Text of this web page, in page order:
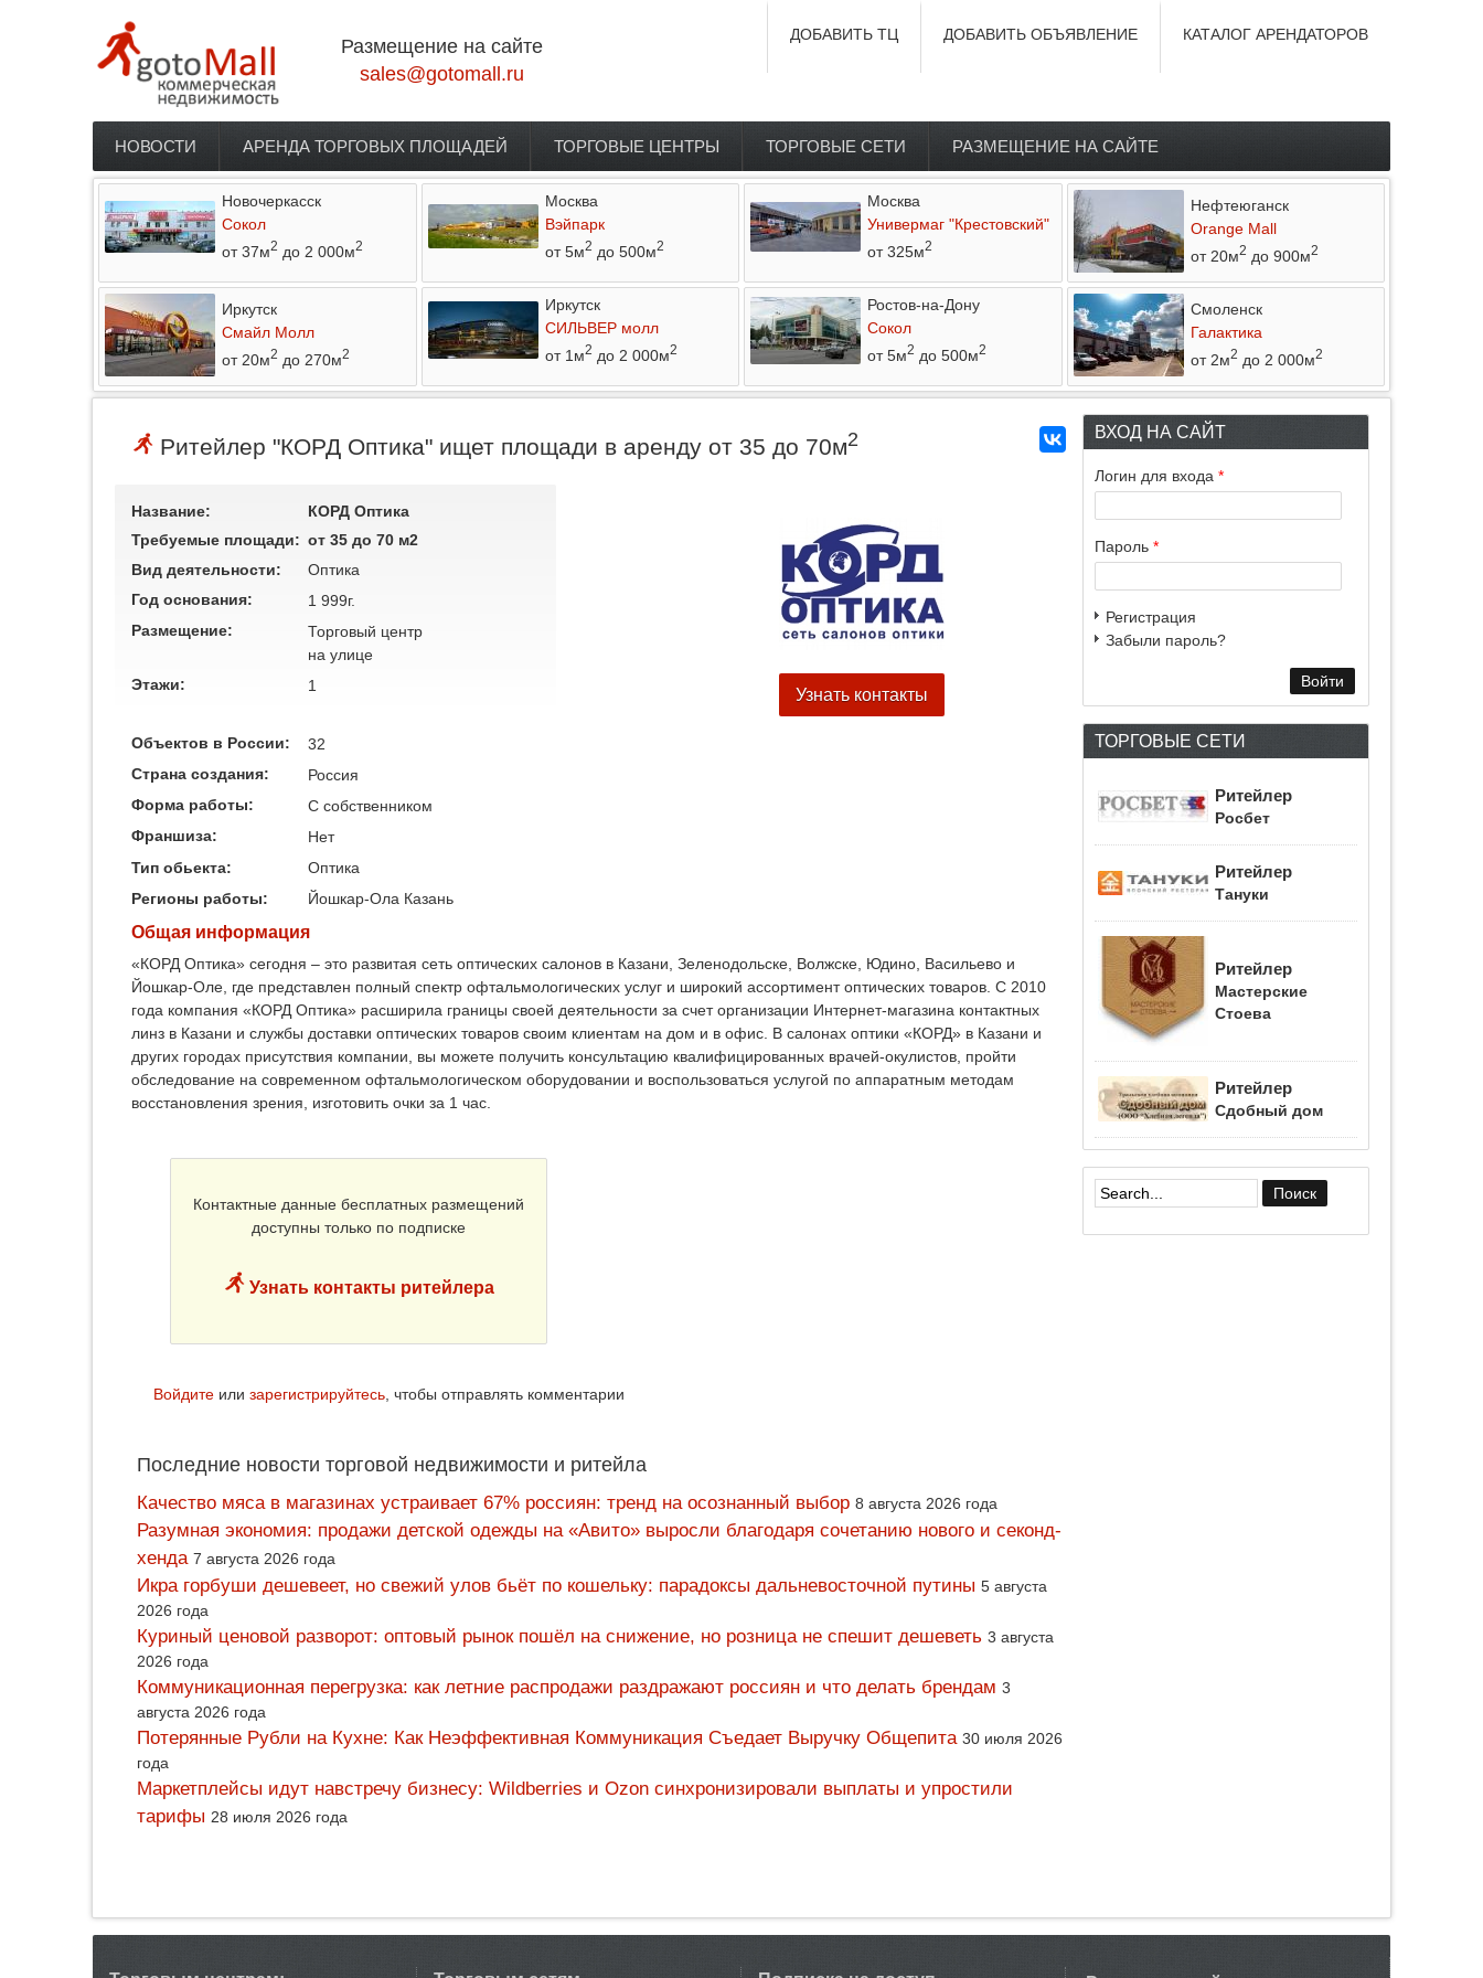
Размещение на сайте
sales@gotomall.ru
КАТАЛОГ АРЕНДАТОРОВ
ДОБАВИТЬ ОБЪЯВЛЕНИЕ
ДОБАВИТЬ ТЦ
Главное меню
НОВОСТИ АРЕНДА ТОРГОВЫХ ПЛОЩАДЕЙ ТОРГОВЫЕ ЦЕНТРЫ ТОРГОВЫЕ СЕТИ РАЗМЕЩЕНИЕ НА САЙТЕ
Новочеркасск
Сокол
от 37м2 до 2 000м2
Москва
Вэйпарк
от 5м2 до 500м2
Москва
Универмаг "Крестовский"
от 325м2
Нефтеюганск
Orange Mall
от 20м2 до 900м2
Иркутск
Смайл Молл
от 20м2 до 270м2
Иркутск
СИЛЬВЕР молл
от 1м2 до 2 000м2
Ростов-на-Дону
Сокол
от 5м2 до 500м2
Смоленск
Галактика
от 2м2 до 2 000м2
Ритейлер "КОРД Оптика" ищет площади в аренду от 35 до 70м2
Название:
КОРД Оптика
Требуемые площади: от 35 до 70 м2
Вид деятельности:
Оптика
Год основания:
1 999г.
Размещение:
Торговый центр
на улице
Этажи:
1 Узнать контакты
Объектов в России:
32
Страна создания:
Россия
Форма работы:
C собственником
Франшиза:
Нет
Тип обьекта:
Оптика
Регионы работы:
Йошкар-Ола Казань
Общая информация
«КОРД Оптика» сегодня – это развитая сеть оптических салонов в Казани, Зеленодольске, Волжске, Юдино, Васильево и
Йошкар-Оле, где представлен полный спектр офтальмологических услуг и широкий ассортимент оптических товаров. С 2010
года компания «КОРД Оптика» расширила границы своей деятельности за счет организации Интернет-магазина контактных
линз в Казани и службы доставки оптических товаров своим клиентам на дом и в офис. В салонах оптики «КОРД» в Казани и
других городах присутствия компании, вы можете получить консультацию квалифицированных врачей-окулистов, пройти
обследование на современном офтальмологическом оборудовании и воспользоваться услугой по аппаратным методам
восстановления зрения, изготовить очки за 1 час.
Контактные данные бесплатных размещений
доступны только по подписке
Узнать контакты ритейлера
Войдите или зарегистрируйтесь, чтобы отправлять комментарии
Последние новости торговой недвижимости и ритейла
Качество мяса в магазинах устраивает 67% россиян: тренд на осознанный выбор 8 августа 2026 года
Разумная экономия: продажи детской одежды на «Авито» выросли благодаря сочетанию нового и секонд-
хенда 7 августа 2026 года
Икра горбуши дешевеет, но свежий улов бьёт по кошельку: парадоксы дальневосточной путины 5 августа
2026 года
Куриный ценовой разворот: оптовый рынок пошёл на снижение, но розница не спешит дешеветь 3 августа
2026 года
Коммуникационная перегрузка: как летние распродажи раздражают россиян и что делать брендам 3
августа 2026 года
Потерянные Рубли на Кухне: Как Неэффективная Коммуникация Съедает Выручку Общепита 30 июля 2026
года
Маркетплейсы идут навстречу бизнесу: Wildberries и Ozon синхронизировали выплаты и упростили
тарифы 28 июля 2026 года
ВХОД НА САЙТ
Логин для входа *
Пароль *
Регистрация
Забыли пароль?
ТОРГОВЫЕ СЕТИ
Ритейлер
Росбет
Ритейлер
Тануки
Ритейлер
Мастерские
Стоева
Ритейлер
Сдобный дом
Форма поиска